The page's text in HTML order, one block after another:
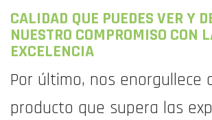
CALIDAD QUE PUEDES VER Y
NUESTRO COMPROMISO CON
EXCELENCIA
Por último, nos enorgullece
producto que supera las